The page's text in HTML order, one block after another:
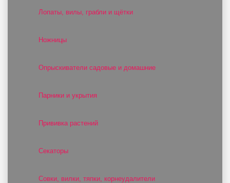
Лопаты, вилы, грабли и щётки
Ножницы
Опрыскиватели садовые и домашние
Парники и укрытия
Прививка растений
Секаторы
Совки, вилки, тяпки, корнеудалители